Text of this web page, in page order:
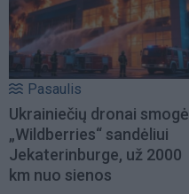
Pasaulis
Ukrainiečių dronai smogė
„Wildberries“ sandėliui
Jekaterinburge, už 2000
km nuo sienos